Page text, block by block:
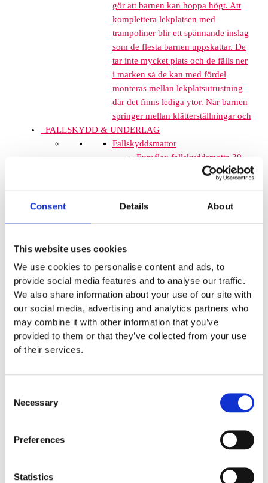
Consent Details About
This website uses cookies
We use cookies to personalise content and ads, to
provide social media features and to analyse our traffic.
We also share information about your use of our site with
our social media, advertising and analytics partners who
may combine it with other information that you’ve
provided to them or that they’ve collected from your use
of their services.
Selection
Necessary
Preferences
Statistics
gör att barnen kan hoppa högt. Att
komplettera lekplatsen med
trampoliner blir ett spännande inslag
som de flesta barnen uppskattar. De
tar inte mycket plats och de fälls ner
i marken så de kan med fördel
monteras mellan lekplatsutrustning
där det finns lediga ytor. När barnen
springer mellan klätterställningar och
FALLSKYDD & UNDERLAG
Fallskyddsmattor
Euroflex fallskyddsmatta 30
mm - för fallhöjd till och med
mm - för fallhöjd 1,2 meter
Euroflex fallskyddsmatta 50
mm – för fallhöjd 1,7 meter
Euroflex fallskyddsmatta 70
mm - för fallhöjd 2,1 meter
Euroflex fallskyddsmatta 80
mm - för fallhöjd 2,4 meter
Euroflex fallskyddsmatta 90
Nordic rubber safe tiles 40
mm – fallhöjd upp till 1,5 m
Nordic rubber safe tiles 55
Nordic rubber safe tiles 75
mm – fallhöjd upp till 2,5 m